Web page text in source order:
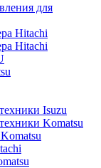
для
Hitachi
Hitachi
Isuzu
Komatsu